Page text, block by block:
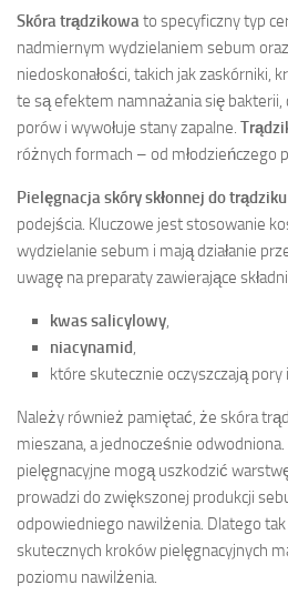
Skóra trądzikowato specyficzny typ
nadmiernym wydzielaniem sebum
niedoskonałości, takich jak zaskórniki,
te są efektem namnażania się bakterii,
porów i wywołuje stany zapalne.
różnych formach – od młodzieńczego
Pielęgnacja skóry skłonnej do trądziku
podejścia. Kluczowe jest stosowanie
wydzielanie sebum i mają działanie
uwagę na preparaty zawierające
kwas salicylowy,
niacynamid,
które skutecznie oczyszczają pory
Należy również pamiętać, że skóra
mieszana, a jednocześnie odwodniona.
pielęgnacyjne mogą uszkodzić
prowadzi do zwiększonej produkcji
odpowiedniego nawilżenia. Dlatego
skutecznych kroków pielęgnacyjnych
poziomu nawilżenia.